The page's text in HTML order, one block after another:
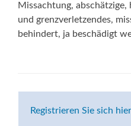
Missachtung, abschätzige,
und grenzverletzendes,
behindert, ja beschädigt
Registrieren Sie sich